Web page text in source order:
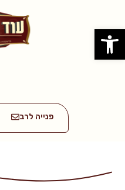
פתח סרגל נגישות
פנייה לרב